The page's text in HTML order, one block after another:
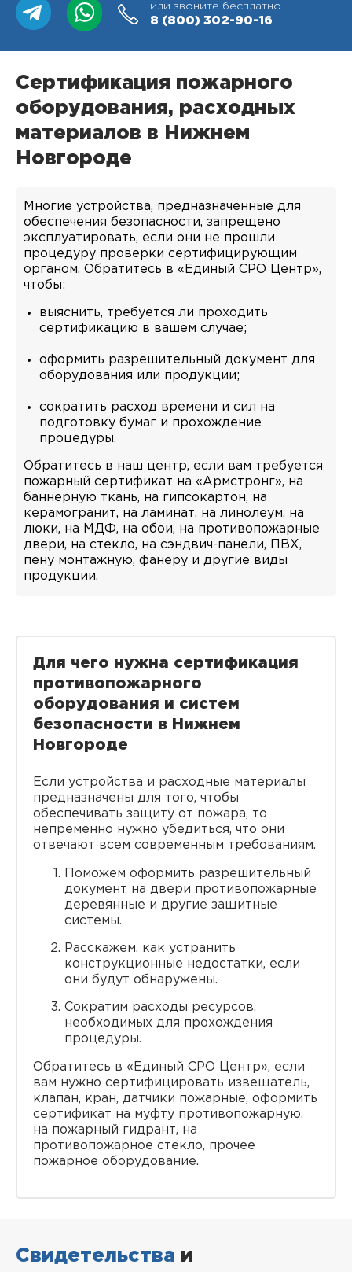
или звоните бесплатно
8 (800) 302-90-16
Сертификация пожарного
оборудования, расходных
материалов в Нижнем
Новгороде
Многие устройства, предназначенные для
обеспечения безопасности, запрещено
эксплуатировать, если они не прошли
процедуру проверки сертифицирующим
органом. Обратитесь в «Единый СРО Центр»,
чтобы:
выяснить, требуется ли проходить
сертификацию в вашем случае;
оформить разрешительный документ для
оборудования или продукции;
сократить расход времени и сил на
подготовку бумаг и прохождение
процедуры.
Обратитесь в наш центр, если вам требуется
пожарный сертификат на «Армстронг», на
баннерную ткань, на гипсокартон, на
керамогранит, на ламинат, на линолеум, на
люки, на МДФ, на обои, на противопожарные
двери, на стекло, на сэндвич-панели, ПВХ,
пену монтажную, фанеру и другие виды
продукции.
Для чего нужна сертификация
противопожарного
оборудования и систем
безопасности в Нижнем
Новгороде
Если устройства и расходные материалы
предназначены для того, чтобы
обеспечивать защиту от пожара, то
непременно нужно убедиться, что они
отвечают всем современным требованиям.
Поможем оформить разрешительный
документ на двери противопожарные
деревянные и другие защитные
системы.
Расскажем, как устранить
конструкционные недостатки, если
они будут обнаружены.
Сократим расходы ресурсов,
необходимых для прохождения
процедуры.
Обратитесь в «Единый СРО Центр», если
вам нужно сертифицировать извещатель,
клапан, кран, датчики пожарные, оформить
сертификат на муфту противопожарную,
на пожарный гидрант, на
противопожарное стекло, прочее
пожарное оборудование.
Свидетельства и